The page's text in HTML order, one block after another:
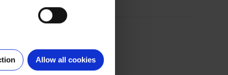
Allow all cookies